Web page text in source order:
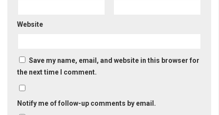
Website
Save my name, email, and website in this browser for
the next time I comment.
Notify me of follow-up comments by email.